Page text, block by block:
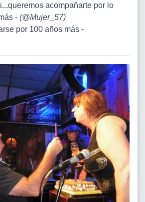
acompañarte por lo
- (@Mujer_57)
por 100 años más -